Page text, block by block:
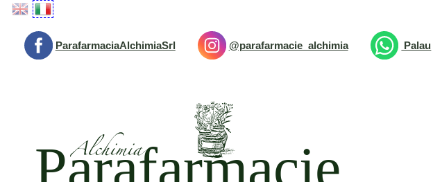
Passa
contenuto
principale
ParafarmaciaAlchimiaSrl @parafarmacie_alchimia Palau